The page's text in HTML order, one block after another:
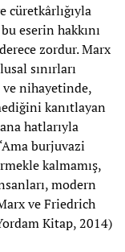
cüretkârlığıyla
eserin hakkını
zordur. Marx
sınırları
nihayetinde,
kanıtlayan
hatlarıyla
burjuvazi
kalmamış,
modern
ve Friedrich
Kitap, 2014)